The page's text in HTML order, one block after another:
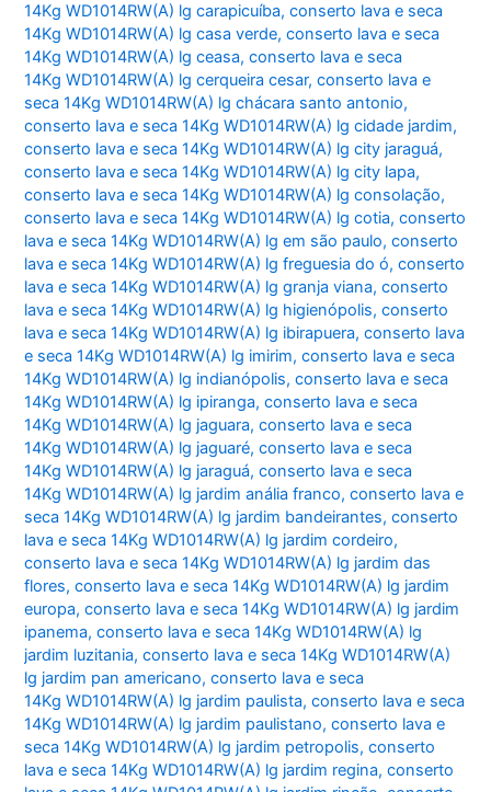
14Kg WD1014RW(A) lg carapicuíba,conserto lava e seca
14Kg WD1014RW(A) lg casa verde,conserto lava e seca
14Kg WD1014RW(A) lg ceasa,conserto lava e seca
14Kg WD1014RW(A) lg cerqueira cesar,conserto lava e
seca 14Kg WD1014RW(A) lg chácara santo antonio,
conserto lava e seca 14Kg WD1014RW(A) lg cidade jardim,
conserto lava e seca 14Kg WD1014RW(A) lg city jaraguá,
conserto lava e seca 14Kg WD1014RW(A) lg city lapa,
conserto lava e seca 14Kg WD1014RW(A) lg consolação,
conserto lava e seca 14Kg WD1014RW(A) lg cotia,conserto
lava e seca 14Kg WD1014RW(A) lg em são paulo,conserto
lava e seca 14Kg WD1014RW(A) lg freguesia do ó,conserto
lava e seca 14Kg WD1014RW(A) lg granja viana,conserto
lava e seca 14Kg WD1014RW(A) lg higienópolis,conserto
lava e seca 14Kg WD1014RW(A) lg ibirapuera,conserto lava
e seca 14Kg WD1014RW(A) lg imirim,conserto lava e seca
14Kg WD1014RW(A) lg indianópolis,conserto lava e seca
14Kg WD1014RW(A) lg ipiranga,conserto lava e seca
14Kg WD1014RW(A) lg jaguara,conserto lava e seca
14Kg WD1014RW(A) lg jaguaré,conserto lava e seca
14Kg WD1014RW(A) lg jaraguá,conserto lava e seca
14Kg WD1014RW(A) lg jardim anália franco,conserto lava e
seca 14Kg WD1014RW(A) lg jardim bandeirantes,conserto
lava e seca 14Kg WD1014RW(A) lg jardim cordeiro,
conserto lava e seca 14Kg WD1014RW(A) lg jardim das
flores,conserto lava e seca 14Kg WD1014RW(A) lg jardim
europa,conserto lava e seca 14Kg WD1014RW(A) lg jardim
ipanema,conserto lava e seca 14Kg WD1014RW(A) lg
jardim luzitania,conserto lava e seca 14Kg WD1014RW(A)
lg jardim pan americano,conserto lava e seca
14Kg WD1014RW(A) lg jardim paulista,conserto lava e seca
14Kg WD1014RW(A) lg jardim paulistano,conserto lava e
seca 14Kg WD1014RW(A) lg jardim petropolis,conserto
lava e seca 14Kg WD1014RW(A) lg jardim regina,conserto